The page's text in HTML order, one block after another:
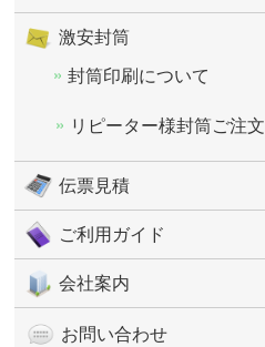
激安封筒
封筒印刷について
リピーター様封筒ご注文
伝票見積
ご利用ガイド
会社案内
お問い合わせ